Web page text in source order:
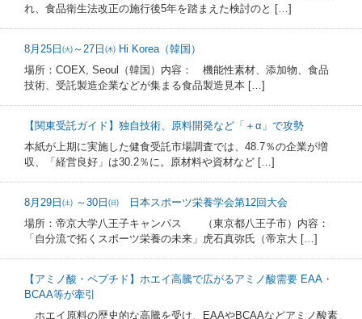
れ、食品衛生法改正の施行後5年を踏まえた検討のと […]
8月25日㈫～27日㈭ Hi Korea（韓国）
場所：COEX, Seoul（韓国）内容： 機能性素材、添加物、食品
技術、受託製造企業などが集まる食品製造見本 […]
【関東受託ガイド】独自技術、原料開発など「＋α」で攻勢
本紙が上期に実施した健食受託市場調査では、48.7％の企業が増
収、「経営良好」は30.2％に。原材料や資材など […]
8月29日㈯ ～30日㈰ 日本スポーツ栄養学会第12回大会
場所：帝京大学八王子キャンパス （東京都八王子市）内容：
「自分流で拓くスポーツ栄養の未来」虎石真弥氏（帝京大 […]
【アミノ酸・ペプチド】ホエイ高騰で広がるアミノ酸需要 EAA・
BCAA等が牽引
ホエイ原料の歴史的な高騰を受け、EAAやBCAAなどアミノ酸素